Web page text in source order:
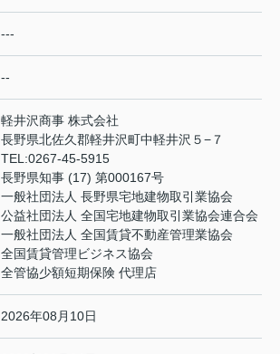
---
--
軽井沢商事 株式会社
長野県北佐久郡軽井沢町中軽井沢５−７
TEL:0267-45-5915
長野県知事 (17) 第000167号
一般社団法人 長野県宅地建物取引業協会
公益社団法人 全国宅地建物取引業協会連合会
一般社団法人 全国賃貸不動産管理業協会
全国賃貸管理ビジネス協会
全管協少額短期保険 代理店
2026年08月10日